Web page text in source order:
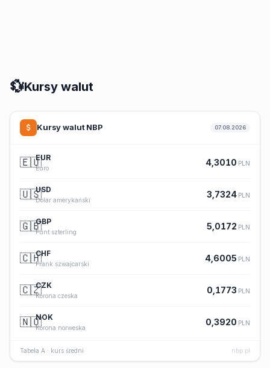
💱Kursy walut
Kursy walut NBP 07.08.2026
🇪🇺EUR
Euro
4,3010 PLN
🇺🇸USD
Dolar amerykański
3,7324 PLN
🇬🇧GBP
Funt szterling
5,0172 PLN
🇨🇭CHF
Frank szwajcarski
4,6005 PLN
🇨🇿CZK
Korona czeska
0,1773 PLN
🇳🇴NOK
Korona norweska
0,3920 PLN
Tabela A · kurs średni nbp.pl